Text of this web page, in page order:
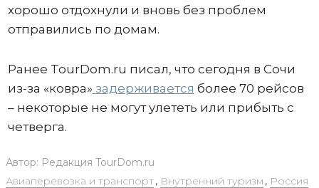
хорошо отдохнули и вновь без проблем
отправились по домам.
Ранее TourDom.ru писал, что сегодня в Сочи
из-за «ковра» задерживается более 70 рейсов
– некоторые не могут улететь или прибыть с
четверга.
Автор: Редакция TourDom.ru
Авиаперевозка и транспорт, Внутренний туризм , Россия